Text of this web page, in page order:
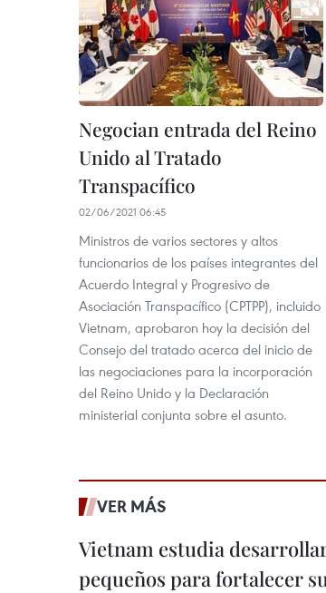
Negocian entrada del Reino
Unido al Tratado
Transpacífico
02/06/2021 06:45
Ministros de varios sectores y altos
funcionarios de los países integrantes del
Acuerdo Integral y Progresivo de
Asociación Transpacífico (CPTPP), incluido
Vietnam, aprobaron hoy la decisión del
Consejo del tratado acerca del inicio de
las negociaciones para la incorporación
del Reino Unido y la Declaración
ministerial conjunta sobre el asunto.
VER MÁS
Vietnam estudia
pequeños para fortalecer